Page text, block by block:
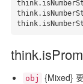
obj {Mixed}